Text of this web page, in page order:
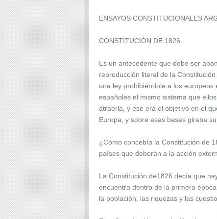
ENSAYOS CONSTITUCIONALES
CONSTITUCIÓN DE 1826
Es un antecedente que debe ser
reproducción literal de la
una ley prohibiéndole a los
españoles el mismo sistema que
atraerla, y ese era el objetivo en el
Europa, y sobre esas bases giraba
¿Cómo concebía la Constitución de
países que deberán a la acción
La Constitución de1826 decía que
encuentra dentro de la primera
la población, las riquezas y las